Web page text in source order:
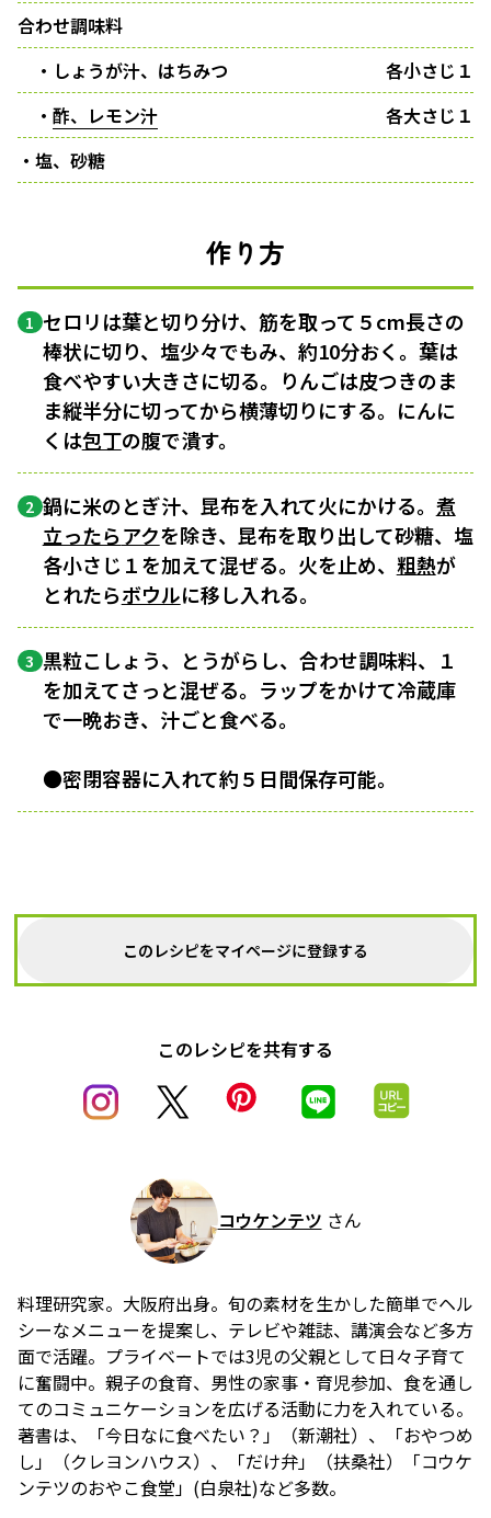
合わせ調味料
・しょうが汁、はちみつ
各小さじ１
・ 酢、レモン汁
各大さじ１
・塩、砂糖
作り方
1 セロリは葉と切り分け、筋を取って５cm長さの
棒状に切り、塩少々でもみ、約10分おく。葉は
食べやすい大きさに切る。りんごは皮つきのま
ま縦半分に切ってから横薄切りにする。にんに
くは包丁の腹で潰す。
2 鍋に米のとぎ汁、昆布を入れて火にかける。 煮
立ったらアクを除き、昆布を取り出して砂糖、塩
各小さじ１を加えて混ぜる。火を止め、 粗熱が
とれたらボウルに移し入れる。
3 黒粒こしょう、とうがらし、合わせ調味料、１
を加えてさっと混ぜる。ラップをかけて冷蔵庫
で一晩おき、汁ごと食べる。
●密閉容器に入れて約５日間保存可能。
このレシピをマイページに登録する
このレシピを共有する
コウケンテツ さん
料理研究家。大阪府出身。旬の素材を生かした簡単でヘル
シーなメニューを提案し、テレビや雑誌、講演会など多方
面で活躍。プライベートでは3児の父親として日々子育て
に奮闘中。親子の食育、男性の家事・育児参加、食を通し
てのコミュニケーションを広げる活動に力を入れている。
著書は、「今日なに食べたい？」（新潮社）、「おやつめ
し」（クレヨンハウス）、「だけ弁」（扶桑社）「コウケ
ンテツのおやこ食堂」(白泉社)など多数。